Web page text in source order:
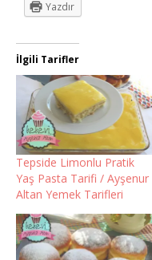
Yazdır
İlgili Tarifler
Tepside Limonlu Pratik
Yaş Pasta Tarifi / Ayşenur
Altan Yemek Tarifleri